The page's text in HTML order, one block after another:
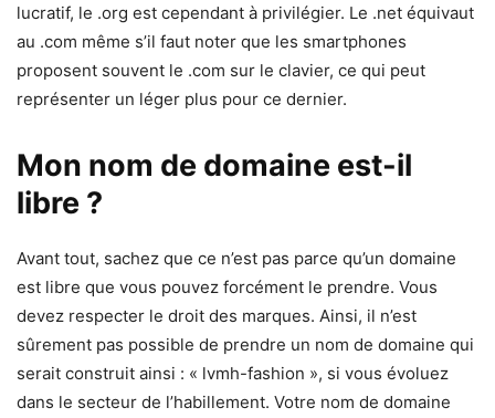
lucratif, le .org est cependant à privilégier. Le .net équivaut
au .com même s’il faut noter que les smartphones
proposent souvent le .com sur le clavier, ce qui peut
représenter un léger plus pour ce dernier.
Mon nom de domaine est-il
libre ?
Avant tout, sachez que ce n’est pas parce qu’un domaine
est libre que vous pouvez forcément le prendre. Vous
devez respecter le droit des marques. Ainsi, il n’est
sûrement pas possible de prendre un nom de domaine qui
serait construit ainsi : « lvmh-fashion », si vous évoluez
dans le secteur de l’habillement. Votre nom de domaine